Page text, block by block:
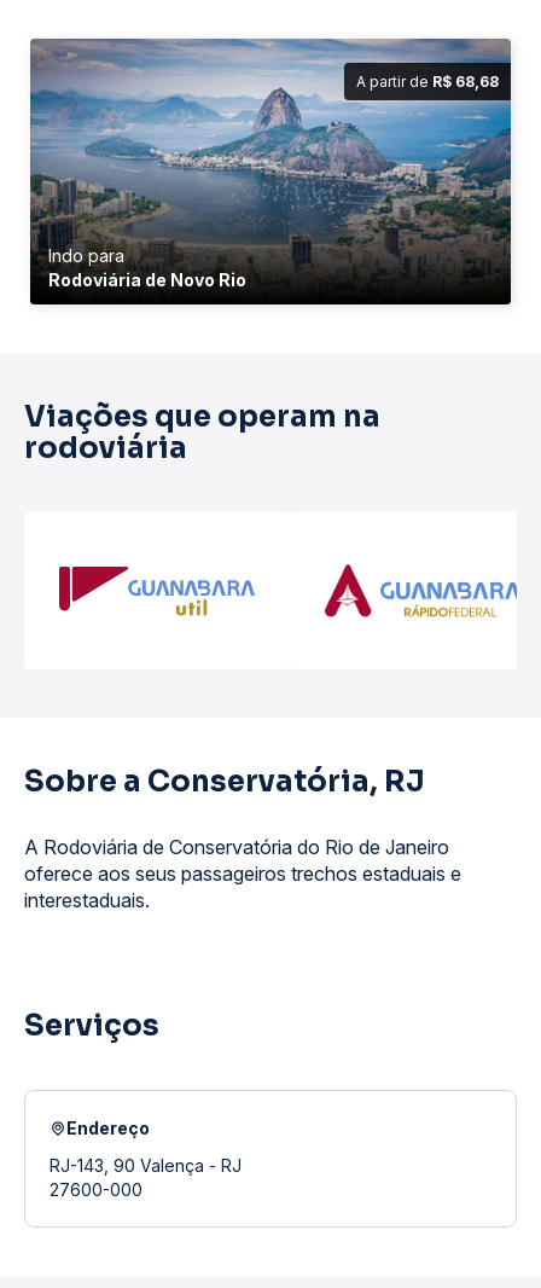
A partir de R$ 68,68
Indo para
Rodoviária de Novo Rio
Viações que operam na
rodoviária
Sobre a Conservatória, RJ
A Rodoviária de Conservatória do Rio de Janeiro
oferece aos seus passageiros trechos estaduais e
interestaduais.
Serviços
Endereço
RJ-143, 90 Valença - RJ
27600-000